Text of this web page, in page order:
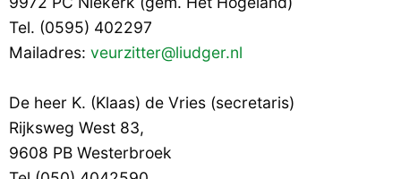
Tel. (0595) 402297
Mailadres: veurzitter@liudger.nl
De heer K. (Klaas) de Vries (secretaris)
Rijksweg West 83,
9608 PB Westerbroek